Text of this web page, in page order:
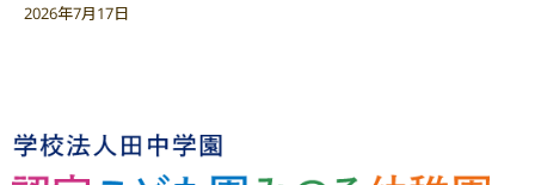
2026年7月17日